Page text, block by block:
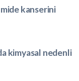
kanserini
kimyasal nedenli